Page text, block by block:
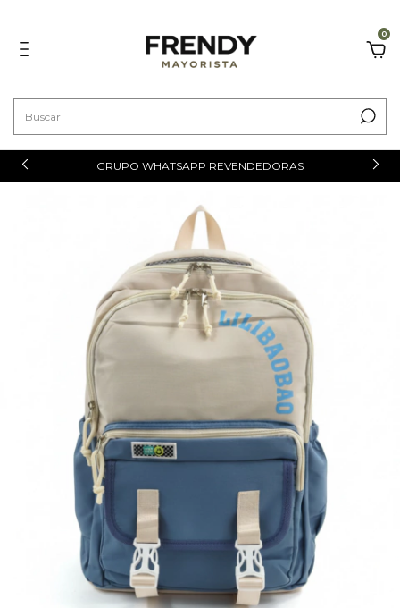
0
GRUPO WHATSAPP REVENDEDORAS